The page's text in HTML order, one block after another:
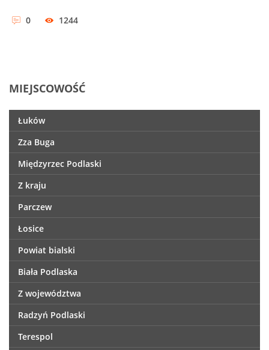
0 1244
MIEJSCOWOŚĆ
Łuków
Zza Buga
Międzyrzec Podlaski
Z kraju
Parczew
Łosice
Powiat bialski
Biała Podlaska
Z województwa
Radzyń Podlaski
Terespol